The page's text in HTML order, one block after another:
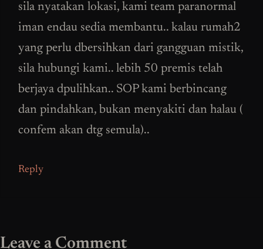
sila nyatakan lokasi, kami team paranormal
iman endau sedia membantu.. kalau rumah2
yang perlu dbersihkan dari gangguan mistik,
sila hubungi kami.. lebih 50 premis telah
berjaya dpulihkan.. SOP kami berbincang
dan pindahkan, bukan menyakiti dan halau (
confem akan dtg semula)..
Reply
Leave a Comment